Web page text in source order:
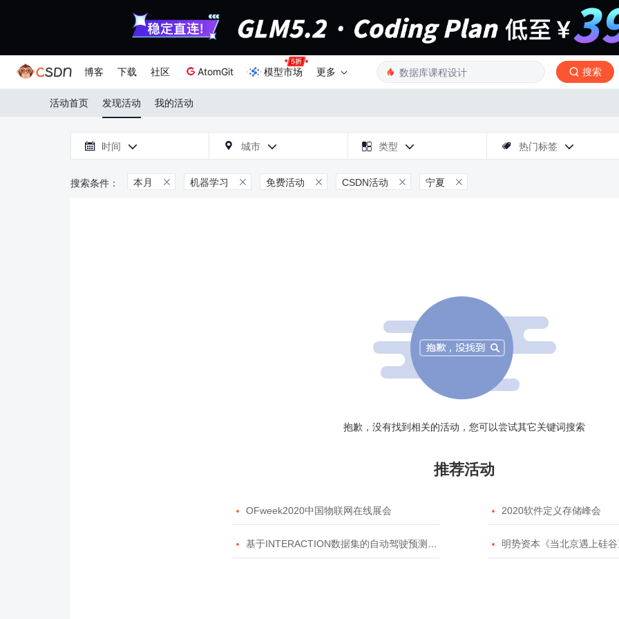
博客 下载 社区 AtomGit 模型市场 更多 搜索
活动首页 发现活动 我的活动
 时间   城市   类型   热门标签 
本月  机器学习  免费活动  CSDN活动  宁夏 
抱歉，没有找到相关的活动，您可以尝试其它关键词搜索
推荐活动
 OFweek2020中国物联网在线展会  2020软件定义存储峰会
 基于INTERACTION数据集的自动驾驶预测模型挑战赛  明势资本《当北京遇上硅谷》系列